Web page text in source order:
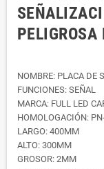
PELIGROSA
NOMBRE: PLACA DE
FUNCIONES: SEÑAL
MARCA: FULL LED
HOMOLOGACIÓN:
LARGO: 400MM
ALTO: 300MM
GROSOR: 2MM